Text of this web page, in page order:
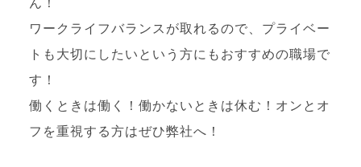
ん！
ワークライフバランスが取れるので、プライベー
トも大切にしたいという方にもおすすめの職場で
す！
働くときは働く！働かないときは休む！オンとオ
フを重視する方はぜひ弊社へ！